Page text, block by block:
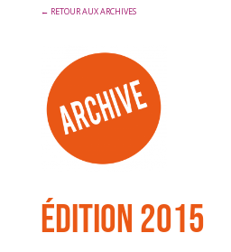
← RETOUR AUX ARCHIVES
édition 2015